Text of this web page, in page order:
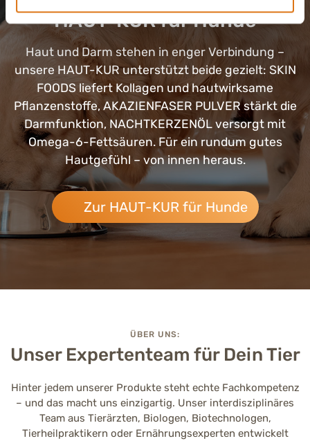
HAUT-KUR für Hunde
Haut und Darm stehen in enger Verbindung –
unsere HAUT-KUR unterstützt beide gezielt: SKIN
FOODS liefert Kollagen und hautwirksame
Pflanzenstoffe, AKAZIENFASER PULVER stärkt die
Darmfunktion, NACHTKERZENÖL versorgt mit
Omega-6-Fettsäuren. Für ein rundum gutes
Hautgefühl – von innen heraus.
Zur HAUT-KUR für Hunde
ÜBER UNS:
Unser Expertenteam für Dein Tier
Hinter jedem unserer Produkte steht echte Fachkompetenz
– und das macht uns einzigartig. Unser interdisziplinäres
Team aus Tierärzten, Biologen, Biotechnologen,
Tierheilpraktikern oder Ernährungsexperten entwickelt